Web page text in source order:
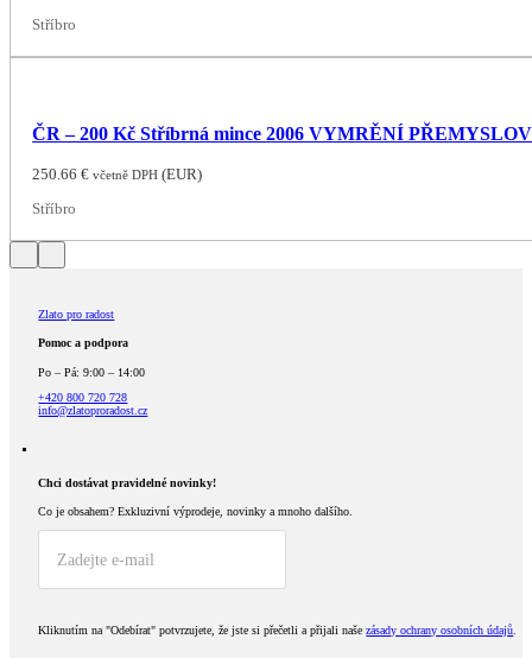
Stříbro
ČR – 200 Kč Stříbrná mince 2006 VYMRĚNÍ
250.66€ včetně DPH (EUR)
Stříbro
Zlato pro radost
Pomoc a podpora
Po – Pá: 9:00 – 14:00
+420 800 720 728
info@zlatoproradost.cz
Chci dostávat pravidelné novinky!​
Co je obsahem? Exkluzivní výprodeje, novinky a mnoho dalšího.
Kliknutím na "Odebírat" potvrzujete, že jste si přečetli a přijali našezásady ochrany osobních údajů